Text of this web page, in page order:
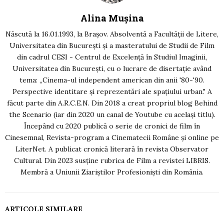
Alina Mușina
Născută la 16.01.1993, la Braşov. Absolventă a Facultăţii de Litere,
Universitatea din Bucureşti și a masteratului de Studii de Film
din cadrul CESI - Centrul de Excelenţă în Studiul Imaginii,
Universitatea din Bucureşti, cu o lucrare de disertaţie având
tema: „Cinema-ul independent american din anii '80-'90.
Perspective identitare şi reprezentări ale spaţiului urban." A
făcut parte din A.R.C.E.N. Din 2018 a creat propriul blog Behind
the Scenario (iar din 2020 un canal de Youtube cu acelaşi titlu).
Începând cu 2020 publică o serie de cronici de film în
Cinesemnal, Revista-program a Cinematecii Române și online pe
LiterNet. A publicat cronică literară în revista Observator
Cultural. Din 2023 susține rubrica de Film a revistei LIBRIS.
Membră a Uniunii Ziariștilor Profesioniști din România.
ARTICOLE SIMILARE